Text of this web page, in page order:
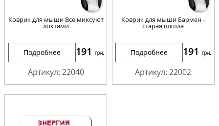
Коврик для мыши Все миксуют
локтями
Подробнее 191 грн.
Артикул: 22040
Коврик для мыши Бармен -
старая школа
Подробнее 191 грн.
Артикул: 22002